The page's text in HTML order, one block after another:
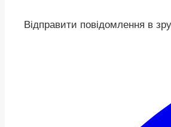
Відправити повідомлення в